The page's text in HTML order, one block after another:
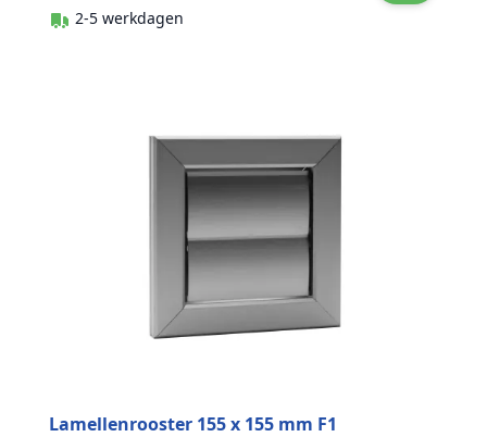
2-5 werkdagen
Lamellenrooster 155 x 155 mm F1